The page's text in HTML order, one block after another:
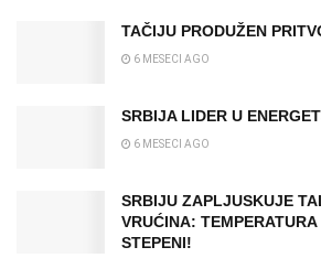
TAČIJU PRODUŽEN
6 MESECI AGO
SRBIJA LIDER U
6 MESECI AGO
SRBIJU ZAPLJUSKUJE
VRUĆINA:
STEPENI!